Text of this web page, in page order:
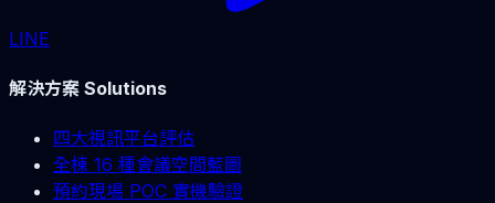
LINE
解決方案 Solutions
四大視訊平台評估
全棟 16 種會議空間藍圖
預約現場 POC 實機驗證